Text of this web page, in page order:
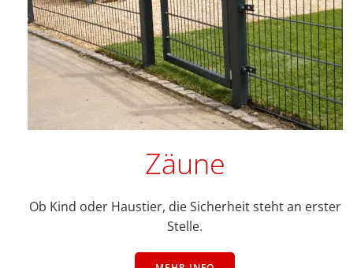
Zäune
Ob Kind oder Haustier, die Sicherheit steht an erster
Stelle.